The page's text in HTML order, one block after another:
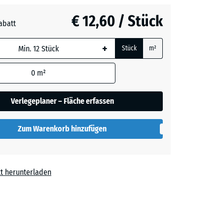
+ € 0,40
+ € 0,40
wird
nicht
€ 12,60 / Stück
+ Stück m²
0 m²
Verlegeplaner – Fläche erfassen
Zum Warenkorb hinzufügen
herunterladen